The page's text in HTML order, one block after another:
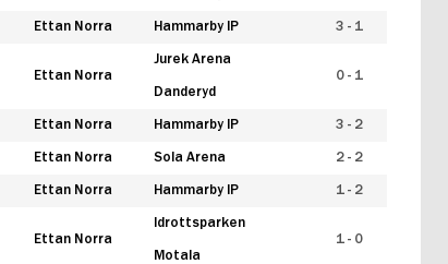
Ettan Norra Hammarby IP 3 - 1
Ettan Norra
Jurek Arena
Danderyd
0 - 1
Ettan Norra Hammarby IP 3 - 2
Ettan Norra Sola Arena 2 - 2
Ettan Norra Hammarby IP 1 - 2
Ettan Norra
Idrottsparken
Motala
1 - 0